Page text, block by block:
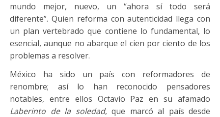
mundo mejor, nuevo, un “ahora sí todo será
diferente”. Quien reforma con autenticidad llega con
un plan vertebrado que contiene lo fundamental, lo
esencial, aunque no abarque el cien por ciento de los
problemas a resolver.
México ha sido un país con reformadores de
renombre; así lo han reconocido pensadores
notables, entre ellos Octavio Paz en su afamado
Laberinto de la soledad, que marcó al país desde